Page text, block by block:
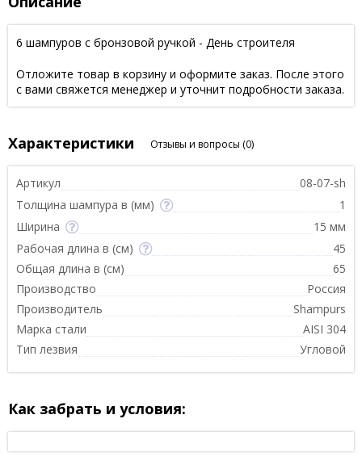
6 шампуров с бронзовой ручкой - День строителя
Отложите товар в корзину и оформите заказ. После этого
с вами свяжется менеджер и уточнит подробности заказа.
Характеристики Отзывы и вопросы (0)
Артикул
08-07-sh
Толщина шампура в (мм)
1
Ширина
15 мм
Рабочая длина в (см)
45
Общая длина в (см)
65
Производство
Россия
Производитель
Shampurs
Марка стали
AISI 304
Тип лезвия
Угловой
Как забрать и условия: